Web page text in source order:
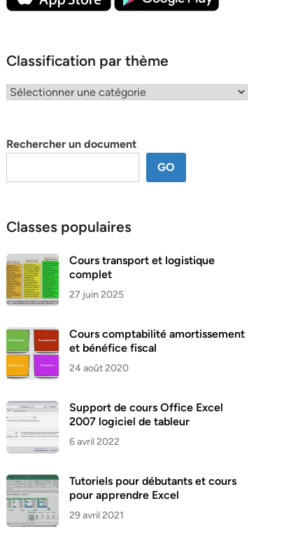
Classification par thème
Classification
Rechercher un document
GO
Classes populaires
Cours transport et logistique
complet
27 juin 2025
Cours comptabilité amortissement
et bénéfice fiscal
24 août 2020
Support de cours Office Excel
2007 logiciel de tableur
6 avril 2022
Tutoriels pour débutants et cours
pour apprendre Excel
29 avril 2021